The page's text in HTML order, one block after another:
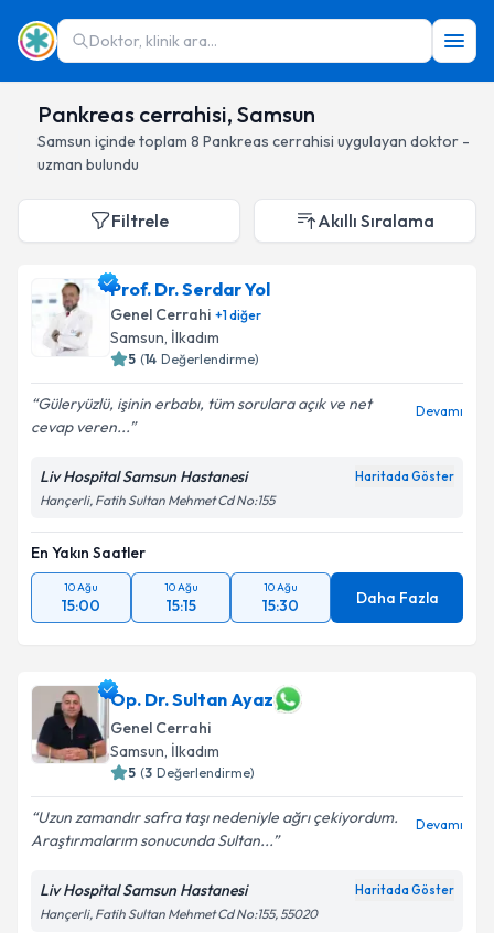
Doktor, klinik ara...
Pankreas cerrahisi, Samsun
Samsun içinde toplam 8 Pankreas cerrahisi uygulayan doktor -
uzman bulundu
Filtrele Akıllı Sıralama
Prof. Dr. Serdar Yol
Genel Cerrahi +1diğer
Samsun, İlkadım
5 (14 Değerlendirme)
Güleryüzlü, işinin erbabı, tüm sorulara açık ve net
cevap veren...
Devamı
Liv Hospital Samsun Hastanesi Haritada Göster
Hançerli, Fatih Sultan Mehmet Cd No:155
En Yakın Saatler
10 Ağu
15:00
10 Ağu
15:15
10 Ağu
15:30 Daha Fazla
Op. Dr. Sultan Ayaz
Genel Cerrahi
Samsun, İlkadım
5 (3 Değerlendirme)
Uzun zamandır safra taşı nedeniyle ağrı çekiyordum.
Araştırmalarım sonucunda Sultan...
Devamı
Liv Hospital Samsun Hastanesi Haritada Göster
Hançerli, Fatih Sultan Mehmet Cd No:155, 55020